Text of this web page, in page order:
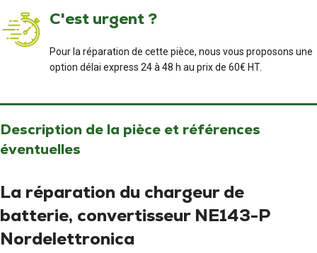
C'est urgent ?
Pour la réparation de cette pièce, nous vous proposons une
option délai express 24 à 48 h au prix de 60€ HT.
Description de la pièce et références
éventuelles
La réparation du chargeur de
batterie, convertisseur NE143-P
Nordelettronica